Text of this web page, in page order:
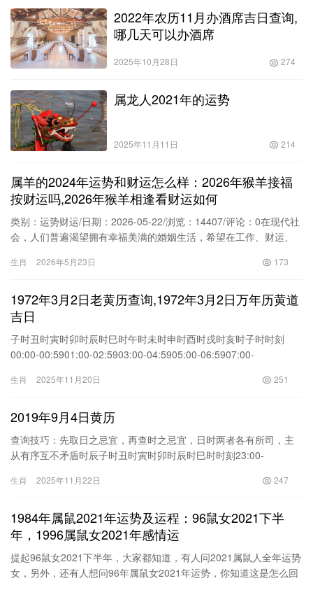
2022年农历11月办酒席吉日查询,
哪几天可以办酒席
2025年10月28日 274
属龙人2021年的运势
2025年11月11日 214
属羊的2024年运势和财运怎么样：2026年猴羊接福
按财运吗,2026年猴羊相逢看财运如何
类别：运势财运/日期：2026-05-22/浏览：14407/评论：0在现代社
会，人们普遍渴望拥有幸福美满的婚姻生活，希望在工作、财运、
殊年份，很多人关心自己的财运走势，希望通过风水、生肖、五
决策时，如选择伴侣、事业发展、投资理财等，都需要慎重考虑，
结合自身特点与外部环境
生肖 2026年5月23日 173
1972年3月2日老黄历查询,1972年3月2日万年历黄道
吉日
子时丑时寅时卯时辰时巳时午时未时申时酉时戌时亥时子时时刻
00:00-00:5901:00-02:5903:00-04:5905:00-06:5907:00-
18:5919:00-20:5921:00-22:5923:00-23:59时辰壬子癸丑甲寅乙卯
生肖 2025年11月20日 251
2019年9月4日黄历
查询技巧：先取日之忌宜，再查时之忌宜，日时两者各有所司，主
从有序互不矛盾时辰子时丑时寅时卯时辰时巳时时刻23:00-
1月7日老黄历甲子时乙丑时丙寅时丁卯时戊辰时己巳时八字2015年
寅己亥壬申甲
生肖 2025年11月22日 247
1984年属鼠2021年运势及运程：96鼠女2021下半
年，1996属鼠女2021年感情运
提起96鼠女2021下半年，大家都知道，有人问2021属鼠人全年运势
女，另外，还有人想问96年属鼠女2021年运势，你知道这是怎么回